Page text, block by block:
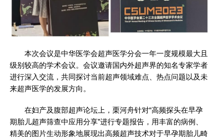
本次会议是中华医学会超声医学分会一年一度规模最大且
级别较高的学术会议。会议邀请国内外超声界的知名专家学者
进行深入交流，共同探讨当前超声领域难点、热点问题以及未
来超声医学的发展方向。
在妇产及腹部超声论坛上，栗河舟针对“高频探头在早孕
期胎儿超声筛查中应用分享”进行专题报告，用丰富的病例、
精美的图片生动形象地展现出高频超声技术对于早孕期胎儿畸